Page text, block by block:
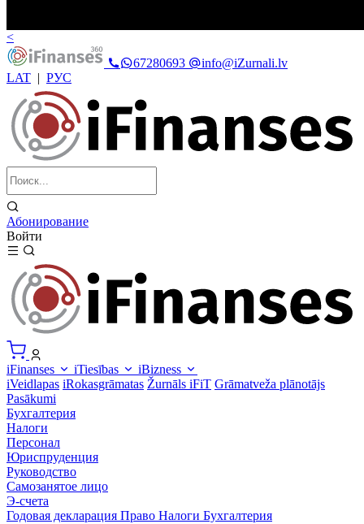
<
67280693
info@iZurnali.lv
LAT | РУС
Абонирование
Войти
iFinanses iTiesības
iBizness
iVeidlapas iRokasgrāmatas Žurnāls iFiT Grāmatveža plānotājs
Pasākumi
Бухгалтерия
Налоги
Персонал
Юриспруденция
Руководство
Самозанятое лицо
Э-счета
Годовая декларация Право Налоги Бухгалтерия